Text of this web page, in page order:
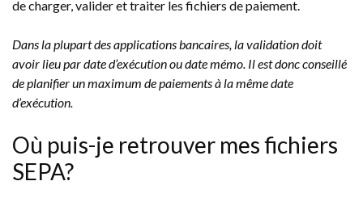
de charger, valider et traiter les fichiers de paiement.
Dans la plupart des applications bancaires, la validation doit
avoir lieu par date d’exécution ou date mémo. Il est donc conseillé
de planifier un maximum de paiements à la même date
d’exécution.
Où puis-je retrouver mes fichiers
SEPA?